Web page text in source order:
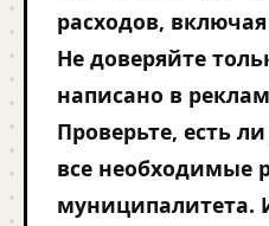
расходов,
Не доверяйте
написано в
Проверьте, есть
все необходимые
муниципалитета.